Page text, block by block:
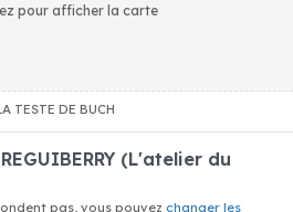
pour afficher la carte
TESTE DE BUCH
(L'atelier du
pas, vous pouvez changer les